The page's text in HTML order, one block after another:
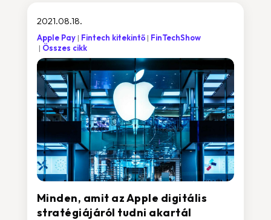
Minden, amit az Apple digitális
stratégiájáról tudni akartál
2021.08.18.
Apple Pay Fintech kitekintő
FinTechShow
Összes cikk